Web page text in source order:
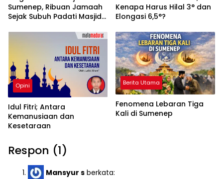
Sumenep, Ribuan Jamaah
Sejak Subuh Padati Masjid
Idul Fitri 2026
Kenapa Harus Hilal 3° dan
Elongasi 6,5°?
Opini
Idul Fitri; Antara
Kemanusiaan dan
Kesetaraan
Berita Utama
Fenomena Lebaran Tiga
Kali di Sumenep
Respon (1)
Mansyur s berkata: